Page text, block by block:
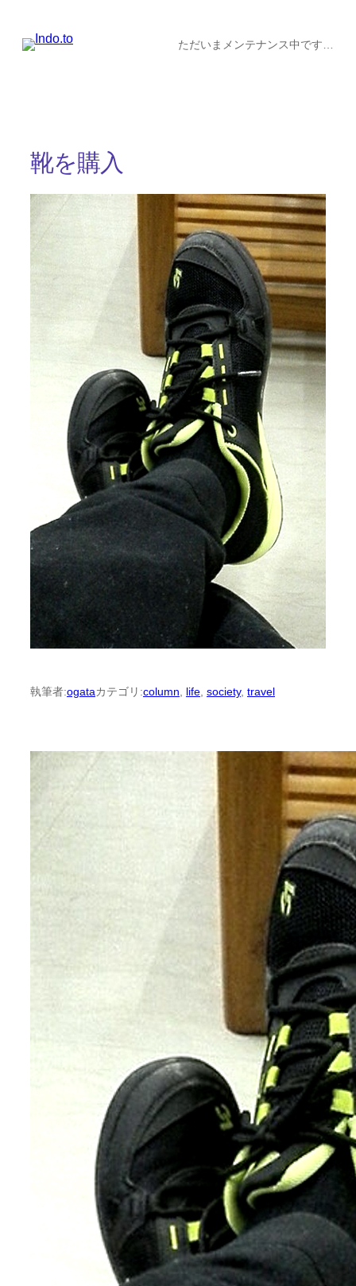
ただいまメンテナンス中です…
靴を購入
執筆者:ogataカテゴリ:column life society, travel